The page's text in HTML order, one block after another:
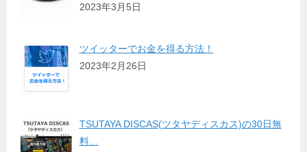
2023年3月5日
ツイッターでお金を得る方法！
2023年2月26日
TSUTAYA DISCAS(ツタヤディスカス)の30日無
料…